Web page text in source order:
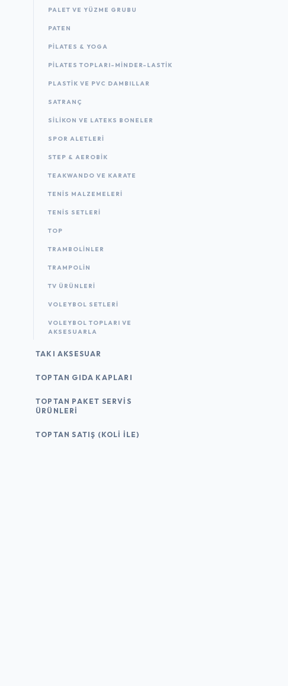
PALET VE YÜZME GRUBU
PATEN
PILATES & YOGA
PILATES TOPLARI-MINDER-LASTIK
PLASTIK VE PVC DAMBILLAR
SATRANÇ
SILIKON VE LATEKS BONELER
SPOR ALETLERI
STEP & AEROBIK
TEAKWANDO VE KARATE
TENIS MALZEMELERI
TENIS SETLERI
TOP
TRAMBOLINLER
TRAMPOLIN
TV ÜRÜNLERI
VOLEYBOL SETLERI
VOLEYBOL TOPLARI VE
AKSESUARLA
TAKI AKSESUAR
TOPTAN GIDA KAPLARI
TOPTAN PAKET SERVIS
ÜRÜNLERI
TOPTAN SATIŞ (KOLI İLE)